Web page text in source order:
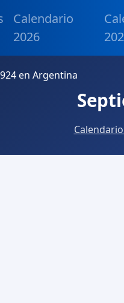
Calendario
2026
en Argentina